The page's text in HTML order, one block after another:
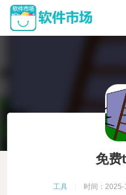
免费
工具 时间：2025-